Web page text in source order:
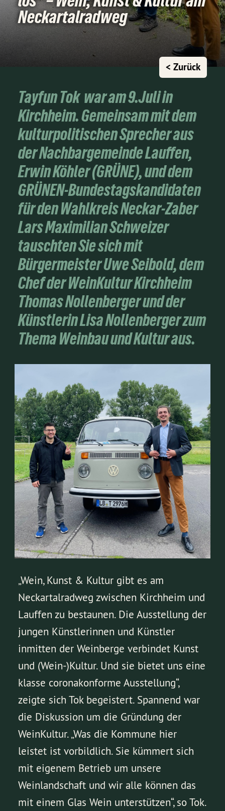
Neckartalradweg
< Zurück
Tayfun Tok war am 9.Juli in
Kirchheim. Gemeinsam mit dem
kulturpolitischen Sprecher aus
der Nachbargemeinde Lauffen,
Erwin Köhler (GRÜNE), und dem
GRÜNEN-Bundestagskandidaten
für den Wahlkreis Neckar-Zaber
Lars Maximilian Schweizer
tauschten Sie sich mit
Bürgermeister Uwe Seibold, dem
Chef der WeinKultur Kirchheim
Thomas Nollenberger und der
Künstlerin Lisa Nollenberger zum
Thema Weinbau und Kultur aus.
„Wein, Kunst & Kultur gibt es am
Neckartalradweg zwischen Kirchheim und
Lauffen zu bestaunen. Die Ausstellung der
jungen Künstlerinnen und Künstler
inmitten der Weinberge verbindet Kunst
und (Wein-)Kultur. Und sie bietet uns eine
klasse coronakonforme Ausstellung“,
zeigte sich Tok begeistert. Spannend war
die Diskussion um die Gründung der
WeinKultur. „Was die Kommune hier
leistet ist vorbildlich. Sie kümmert sich
mit eigenem Betrieb um unsere
Weinlandschaft und wir alle können das
mit einem Glas Wein unterstützen“, so Tok.